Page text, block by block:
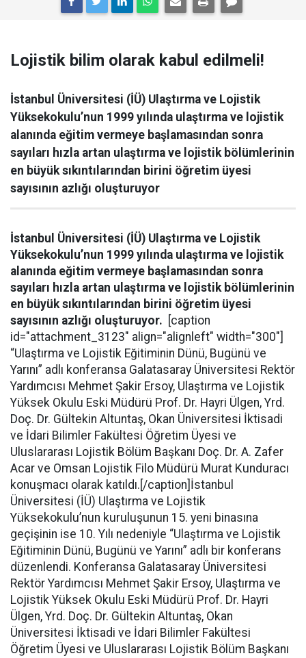
Lojistik bilim olarak kabul edilmeli!
İstanbul Üniversitesi (İÜ) Ulaştırma ve Lojistik
Yüksekokulu’nun 1999 yılında ulaştırma ve lojistik
alanında eğitim vermeye başlamasından sonra
sayıları hızla artan ulaştırma ve lojistik bölümlerinin
en büyük sıkıntılarından birini öğretim üyesi
sayısının azlığı oluşturuyor
İstanbul Üniversitesi (İÜ) Ulaştırma ve Lojistik
Yüksekokulu’nun 1999 yılında ulaştırma ve lojistik
alanında eğitim vermeye başlamasından sonra
sayıları hızla artan ulaştırma ve lojistik bölümlerinin
en büyük sıkıntılarından birini öğretim üyesi
sayısının azlığı oluşturuyor.
[caption
id="attachment_3123" align="alignleft" width="300"]
“Ulaştırma ve Lojistik Eğitiminin Dünü, Bugünü ve
Yarını” adlı konferansa Galatasaray Üniversitesi Rektör
Yardımcısı Mehmet Şakir Ersoy, Ulaştırma ve Lojistik
Yüksek Okulu Eski Müdürü Prof. Dr. Hayri Ülgen, Yrd.
Doç. Dr. Gültekin Altuntaş, Okan Üniversitesi İktisadi
ve İdari Bilimler Fakültesi Öğretim Üyesi ve
Uluslararası Lojistik Bölüm Başkanı Doç. Dr. A. Zafer
Acar ve Omsan Lojistik Filo Müdürü Murat Kunduracı
konuşmacı olarak katıldı.[/caption]İstanbul
Üniversitesi (İÜ) Ulaştırma ve Lojistik
Yüksekokulu’nun kuruluşunun 15. yeni binasına
geçişinin ise 10. Yılı nedeniyle “Ulaştırma ve Lojistik
Eğitiminin Dünü, Bugünü ve Yarını” adlı bir konferans
düzenlendi. Konferansa Galatasaray Üniversitesi
Rektör Yardımcısı Mehmet Şakir Ersoy, Ulaştırma ve
Lojistik Yüksek Okulu Eski Müdürü Prof. Dr. Hayri
Ülgen, Yrd. Doç. Dr. Gültekin Altuntaş, Okan
Üniversitesi İktisadi ve İdari Bilimler Fakültesi
Öğretim Üyesi ve Uluslararası Lojistik Bölüm Başkanı